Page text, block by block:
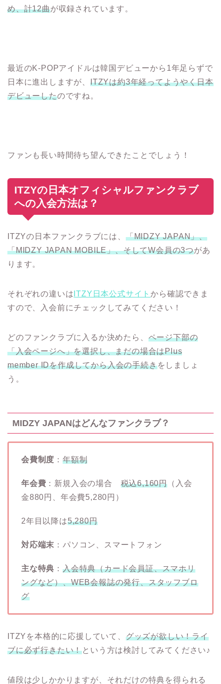
め、計12曲が収録されています。
最近のK-POPアイドルは韓国デビューから1年足らずで
日本に進出しますが、 ITZYは約3年経ってようやく日本
デビューしたのですね。
ファンも長い時間待ち望んできたことでしょう！
ITZYの日本オフィシャルファンクラブ
への入会方法は？
ITZYの日本ファンクラブには、 「MIDZY JAPAN」、
「MIDZY JAPAN MOBILE」、そしてW会員の3つがあ
ります。
それぞれの違いは ITZY日本公式サイトから確認できま
すので、入会前にチェックしてみてください！
どのファンクラブに入るか決めたら、 ページ下部の
「入会ページへ」を選択し、まだの場合はPlus
member IDを作成してから入会の手続きをしましょ
う。
MIDZY JAPANはどんなファンクラブ？
会費制度 ：年額制
年会費 ：新規入会の場合 税込6,160円 （入会
金880円、年会費5,280円）
2年目以降は5,280円
対応端末 ：パソコン、スマートフォン
主な特典 ：入会特典（カード会員証、スマホリ
ングなど）、WEB会報誌の発行、スタッフブロ
グ
ITZYを本格的に応援していて、 グッズが欲しい！ライ
ブに必ず行きたい！という方は検討してみてください♪
値段は少しかかりますが、それだけの特典を得られる